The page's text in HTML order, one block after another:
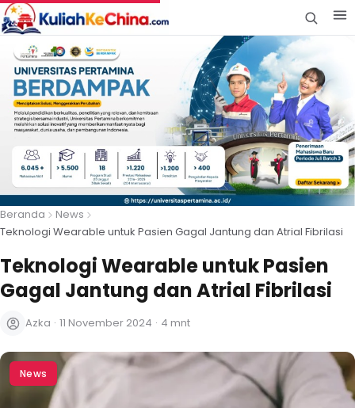
Beranda
News
Teknologi Wearable untuk Pasien Gagal Jantung dan Atrial Fibrilasi
Teknologi Wearable untuk Pasien
Gagal Jantung dan Atrial Fibrilasi
Azka · 11 November 2024 · 4 mnt
News